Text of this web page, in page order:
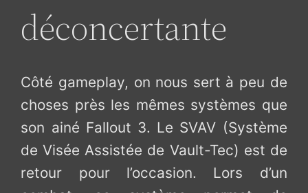
déconcertante
Côté gameplay, on nous sert à peu de
choses près les mêmes systèmes que
son ainé Fallout 3. Le SVAV (Système
de Visée Assistée de Vault-Tec) est de
retour pour l’occasion. Lors d’un